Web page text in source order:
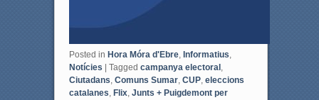
Posted in Hora Móra d'Ebre, Informatius,
Notícies
Tagged campanya electoral ,
Ciutadans, Comuns Sumar, CUP, eleccions
catalanes, Flix, Junts + Puigdemont per